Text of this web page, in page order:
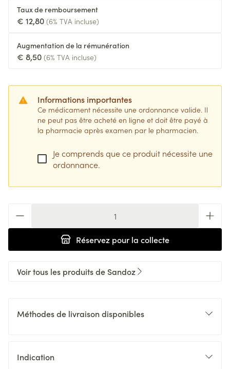
Taux de remboursement
€ 12,80 (6% TVA incluse)
Augmentation de la rémunération
€ 8,50 (6% TVA incluse)
Informations importantes
Ce médicament nécessite une ordonnance valide. Il
ne peut pas être acheté en ligne et doit être payé à
la pharmacie après examen par le pharmacien.
Je comprends que ce produit nécessite une
ordonnance.
Réservez pour la collecte
Voir tous les produits de Sandoz
Méthodes de livraison disponibles
Indication